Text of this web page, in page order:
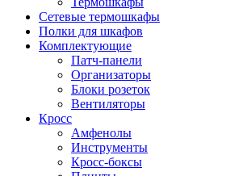
Сетевые термошкафы
Полки для шкафов
Комплектующие
Патч-панели
Организаторы
Блоки розеток
Вентиляторы
Кросс
Амфенолы
Инструменты
Кросс-боксы